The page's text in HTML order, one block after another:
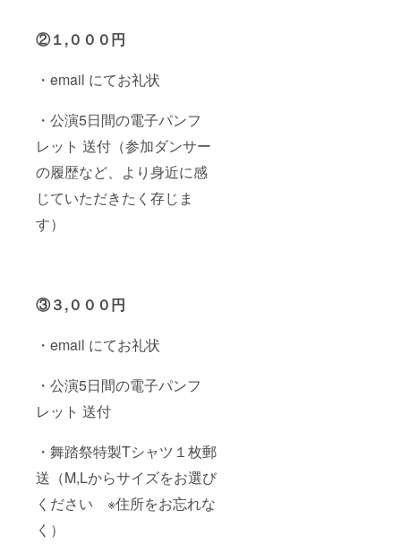
②１,０００円
・email にてお礼状
・公演5日間の電子パンフ
レット 送付（参加ダンサー
の履歴など、より身近に感
じていただきたく存じま
す）
③３,０００円
・email にてお礼状
・公演5日間の電子パンフ
レット 送付
・舞踏祭特製Tシャツ１枚郵
送（M,Lからサイズをお選び
ください ※住所をお忘れな
く）